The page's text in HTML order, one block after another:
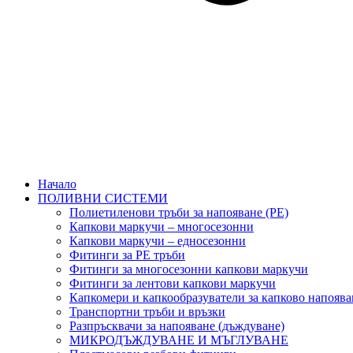
Начало
ПОЛИВНИ СИСТЕМИ
Полиетиленови тръби за напояване (PE)
Капкови маркучи – многосезонни
Капкови маркучи – едносезонни
Фитинги за PE тръби
Фитинги за многосезонни капкови маркучи
Фитинги за лентови капкови маркучи
Капкомери и капкообразуватели за капково
Транспортни тръби и връзки
Разпръсквачи за напояване (дъждуване)
МИКРОДЪЖДУВАНЕ И МЪГЛУВАНЕ